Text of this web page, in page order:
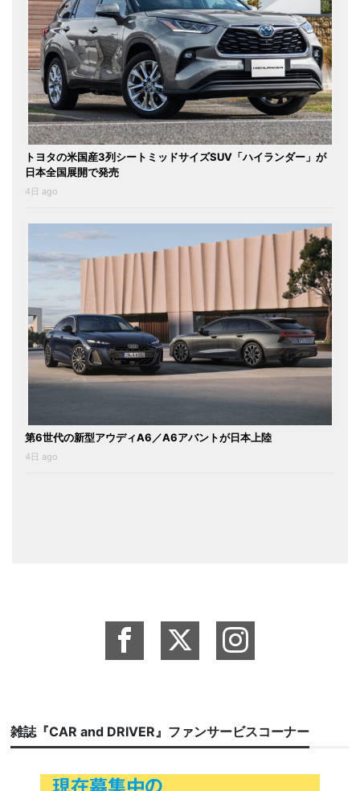
トヨタの米国産3列シートミッドサイズSUV「ハイランダー」が
日本全国展開で発売
4日 ago
第6世代の新型アウディA6／A6アバントが日本上陸
4日 ago
雑誌『CAR and DRIVER』ファンサービスコーナー